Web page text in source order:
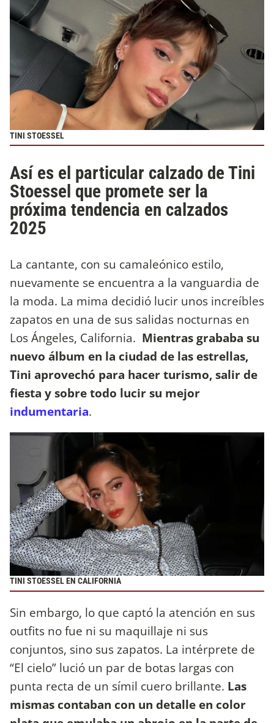
TINI STOESSEL
Así es el particular calzado de Tini
Stoessel que promete ser la
próxima tendencia en calzados
2025
La cantante, con su camaleónico estilo,
nuevamente se encuentra a la vanguardia de
la moda. La mima decidió lucir unos increíbles
zapatos en una de sus salidas nocturnas en
Los Ángeles, California. Mientras grababa su
nuevo álbum en la ciudad de las estrellas,
Tini aprovechó para hacer turismo, salir de
fiesta y sobre todo lucir su mejor
indumentaria.
TINI STOESSEL EN CALIFORNIA
Sin embargo, lo que captó la atención en sus
outfits no fue ni su maquillaje ni sus
conjuntos, sino sus zapatos. La intérprete de
“El cielo” lució un par de botas largas con
punta recta de un símil cuero brillante. Las
mismas contaban con un detalle en color